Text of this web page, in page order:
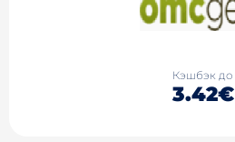
Кэшбэк до
3.42€